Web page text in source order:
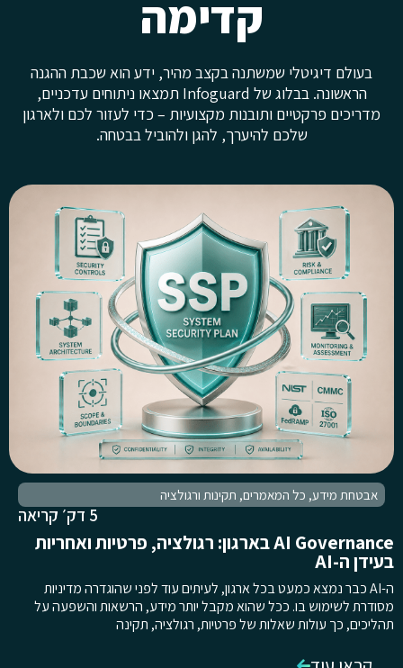
קדימה
בעולם דיגיטלי שמשתנה בקצב מהיר, ידע הוא שכבת ההגנה
הראשונה. בבלוג של Infoguard תמצאו ניתוחים עדכניים,
מדריכים פרקטיים ותובנות מקצועיות – כדי לעזור לכם ולארגון
שלכם להיערך, להגן ולהוביל בבטחה.
אבטחת מידע, כל המאמרים, תקינות ורגולציה
5 דק׳ קריאה
AI Governance בארגון: רגולציה, פרטיות ואחריות
בעידן ה-AI
ה-AI כבר נמצא כמעט בכל ארגון, לעיתים עוד לפני שהוגדרה מדיניות
מסודרת לשימוש בו. ככל שהוא מקבל יותר מידע, הרשאות והשפעה על
תהליכים, כך עולות שאלות של פרטיות, רגולציה, תקינה